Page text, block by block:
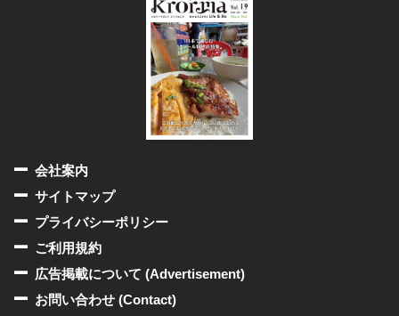
会社案内
サイトマップ
プライバシーポリシー
ご利用規約
広告掲載について (Advertisement)
お問い合わせ (Contact)